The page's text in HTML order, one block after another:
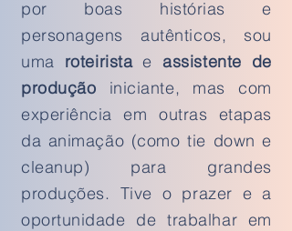
por boas histórias e
personagens autênticos, sou
uma roteiristaeassistente de
produção iniciante, mas com
experiência em outras etapas
da animação (como tie down e
cleanup) para grandes
produções. Tive o prazer e a
oportunidade de trabalhar em